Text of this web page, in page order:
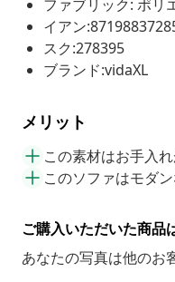
ファブリック: ポリ
イアン
スク:278395
ブランド:vidaXL
メリット
この素材はお手入
このソファはモダ
ご購入いただいた商品
あなたの写真は他のお